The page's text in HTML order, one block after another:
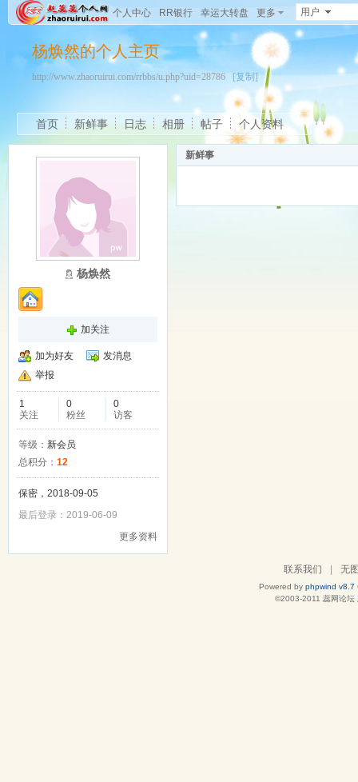
个人中心 RR银行 幸运大转盘 更多 用户
杨焕然的个人主页
http://www.zhaoruirui.com/rrbbs/u.php?uid=28786 [复制]
首页 新鲜事 日志 相册 帖子 个人资料
杨焕然
加关注
加为好友
发消息
举报
1
关注
0
粉丝
0
访客
等级： 新会员
总积分： 12
保密，2018-09-05
最后登录：2019-06-09
更多资料
新鲜事
联系我们 无
Powered by phpwind v8.7
©2003-2011 蕊网论坛